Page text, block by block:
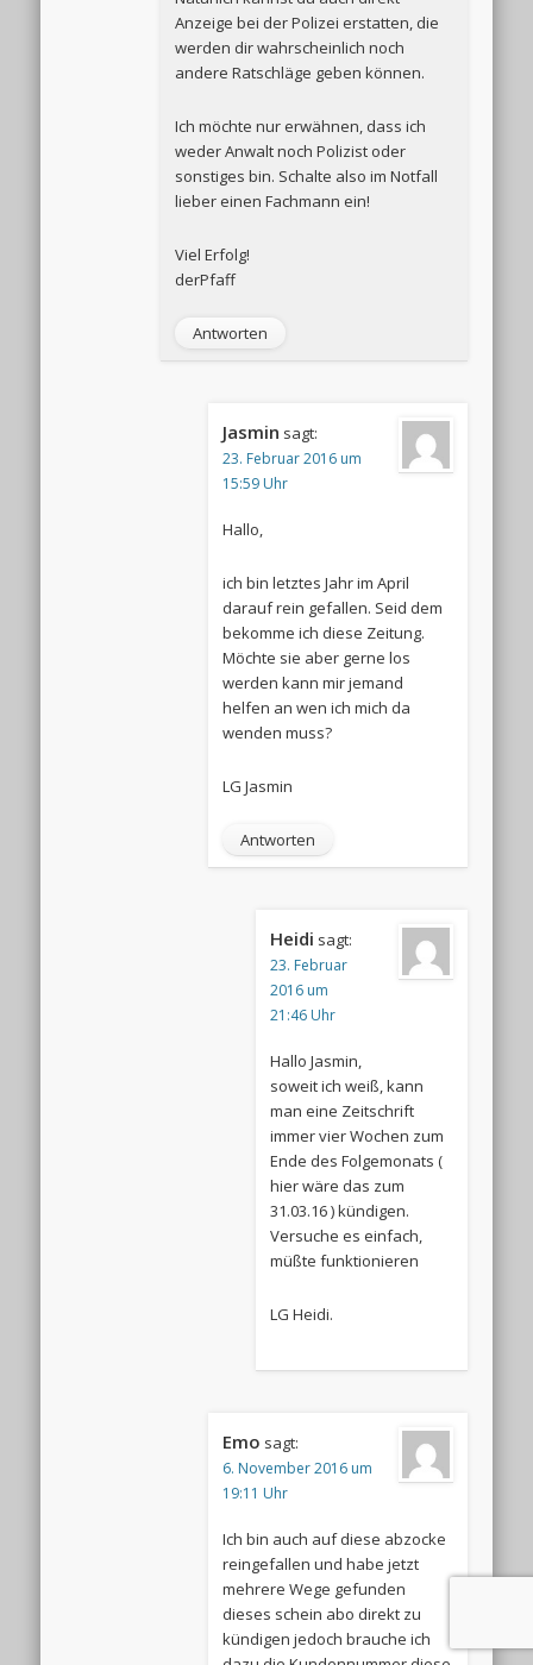
Anzeige bei der Polizei erstatten, die
werden dir wahrscheinlich noch
andere Ratschläge geben können.
Ich möchte nur erwähnen, dass ich
weder Anwalt noch Polizist oder
sonstiges bin. Schalte also im Notfall
lieber einen Fachmann ein!
Viel Erfolg!
derPfaff
Antworten
Jasmin sagt:
23. Februar 2016 um
15:59 Uhr
Hallo,
ich bin letztes Jahr im April
darauf rein gefallen. Seid dem
bekomme ich diese Zeitung.
Möchte sie aber gerne los
werden kann mir jemand
helfen an wen ich mich da
wenden muss?
LG Jasmin
Antworten
Heidi sagt:
23. Februar
2016 um
21:46 Uhr
Hallo Jasmin,
soweit ich weiß, kann
man eine Zeitschrift
immer vier Wochen zum
Ende des Folgemonats (
hier wäre das zum
31.03.16 ) kündigen.
Versuche es einfach,
müßte funktionieren
LG Heidi.
Emo sagt:
6. November 2016 um
19:11 Uhr
Ich bin auch auf diese abzocke
reingefallen und habe jetzt
mehrere Wege gefunden
dieses schein abo direkt zu
kündigen jedoch brauche ich